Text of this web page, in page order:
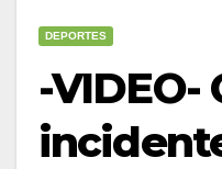
DEPORTES
-VIDEO-